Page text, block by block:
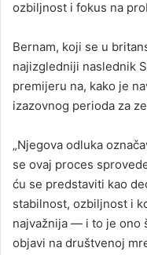
ozbiljnost i fokus na
Bernam, koji se u
najizgledniji naslednik
premijeru na, kako je
izazovnog perioda za
„Njegova odluka
se ovaj proces
ću se predstaviti kao
stabilnost, ozbiljnost i
najvažnija — i to je ono
objavi na društvenoj